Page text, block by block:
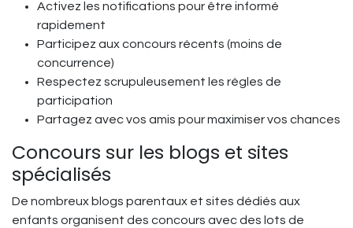
Activez les notifications pour être informé
rapidement
Participez aux concours récents (moins de
concurrence)
Respectez scrupuleusement les règles de
participation
Partagez avec vos amis pour maximiser vos chances
Concours sur les blogs et sites
spécialisés
De nombreux blogs parentaux et sites dédiés aux
enfants organisent des concours avec des lots de